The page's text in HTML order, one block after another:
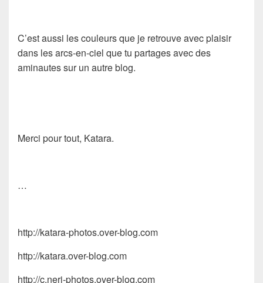
C’est aussi les couleurs que je retrouve avec plaisir
dans les arcs-en-ciel que tu partages avec des
aminautes sur un autre blog.
Merci pour tout, Katara.
…
http://katara-photos.over-blog.com
http://katara.over-blog.com
http://c.neri-photos.over-blog.com